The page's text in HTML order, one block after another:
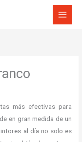
más efectivas para
en gran medida de un
al día no solo es